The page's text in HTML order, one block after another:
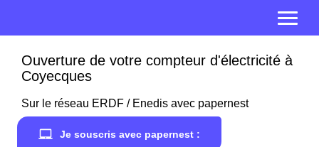
Ouverture de votre compteur d'électricité à
Coyecques
Sur le réseau ERDF / Enedis avec papernest
Je souscris avec papernest :